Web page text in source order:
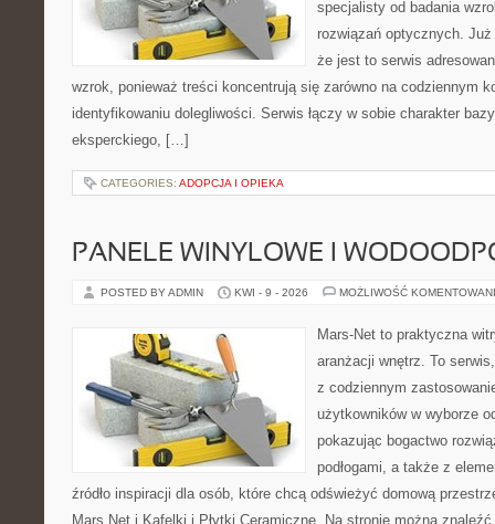
specjalisty od badania
rozwiązań optycznych.
że jest to serwis
wzrok, ponieważ treści koncentrują się zarówno na codziennym
identyfikowaniu dolegliwości. Serwis łączy w sobie charakter
eksperckiego, […]
CATEGORIES: ADOPCJA I OPIEKA
PANELE WINYLOWE I
POSTED BY ADMIN KWI - 9 - 2026 MOŻLIWOŚĆ
Mars-Net to praktyczna
aranżacji wnętrz. To
z codziennym
użytkowników w wyborze
pokazując bogactwo
podłogami, a także z
źródło inspiracji dla osób, które chcą odświeżyć domową
Mars.Net i Kafelki i Płytki Ceramiczne. Na stronie można